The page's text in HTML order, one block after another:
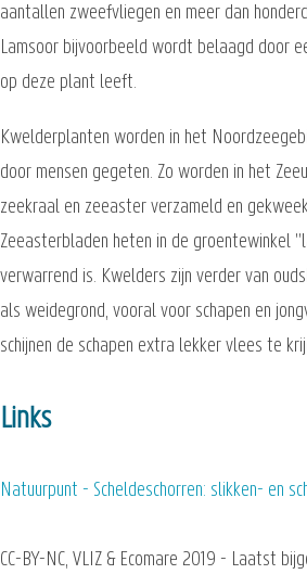
aantallen zweefvliegen en meer dan
Lamsoor bijvoorbeeld wordt belaagd door
op deze plant leeft.
Kwelderplanten worden in het
door mensen gegeten. Zo worden in het
zeekraal en zeeaster verzameld en
Zeeasterbladen heten in de groentewinkel
verwarrend is. Kwelders zijn verder van
als weidegrond, vooral voor schapen en
schijnen de schapen extra lekker vlees te
Links
Natuurpunt - Scheldeschorren: slikken- en
CC-BY-NC, VLIZ & Ecomare 2019 - Laatst